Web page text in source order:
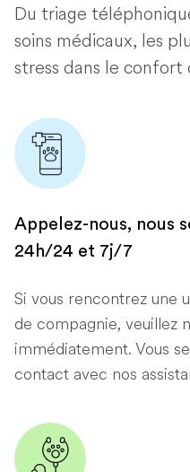
Du triage
soins médicaux, les
stress dans le confort
Appelez-nous, nous
24h/24 et 7j/7
Si vous rencontrez une
de compagnie, veuillez
immédiatement. Vous
contact avec nos